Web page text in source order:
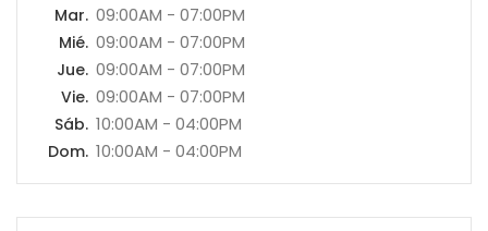
Mar. 09:00AM - 07:00PM
Mié. 09:00AM - 07:00PM
Jue. 09:00AM - 07:00PM
Vie. 09:00AM - 07:00PM
Sáb. 10:00AM - 04:00PM
Dom. 10:00AM - 04:00PM